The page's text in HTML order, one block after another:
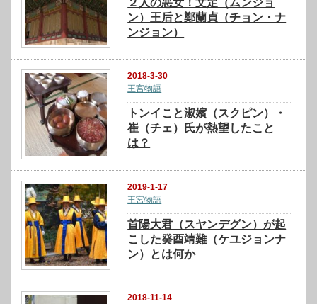
２人の悪女！文定（ムンジョ
ン）王后と鄭蘭貞（チョン・ナ
ンジョン）
2018-3-30
王宮物語
トンイこと淑嬪（スクピン）・
崔（チェ）氏が熱望したこと
は？
2019-1-17
王宮物語
首陽大君（スヤンデグン）が起
こした癸酉靖難（ケユジョンナ
ン）とは何か
2018-11-14